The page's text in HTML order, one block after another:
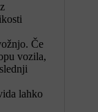
Če
vozila,
lahko